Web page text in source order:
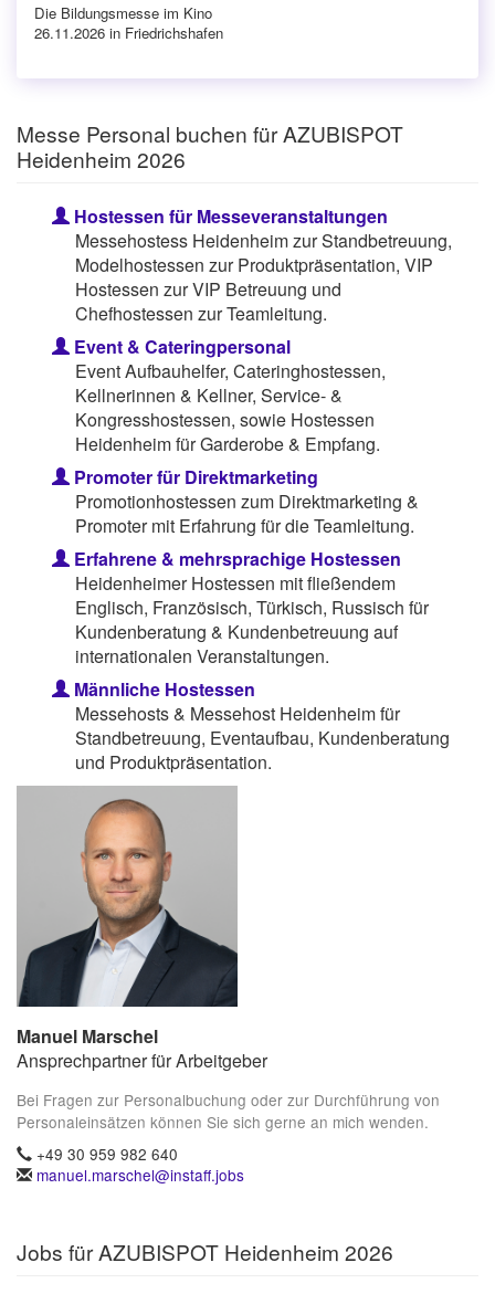
Die Bildungsmesse im Kino
26.11.2026 in Friedrichshafen
Messe Personal buchen für AZUBISPOT
Heidenheim 2026
Hostessen für Messeveranstaltungen
Messehostess Heidenheim zur Standbetreuung,
Modelhostessen zur Produktpräsentation, VIP
Hostessen zur VIP Betreuung und
Chefhostessen zur Teamleitung.
Event & Cateringpersonal
Event Aufbauhelfer, Cateringhostessen,
Kellnerinnen & Kellner, Service- &
Kongresshostessen, sowie Hostessen
Heidenheim für Garderobe & Empfang.
Promoter für Direktmarketing
Promotionhostessen zum Direktmarketing &
Promoter mit Erfahrung für die Teamleitung.
Erfahrene & mehrsprachige Hostessen
Heidenheimer Hostessen mit fließendem
Englisch, Französisch, Türkisch, Russisch für
Kundenberatung & Kundenbetreuung auf
internationalen Veranstaltungen.
Männliche Hostessen
Messehosts & Messehost Heidenheim für
Standbetreuung, Eventaufbau, Kundenberatung
und Produktpräsentation.
Manuel Marschel
Ansprechpartner für Arbeitgeber
Bei Fragen zur Personalbuchung oder zur Durchführung von
Personaleinsätzen können Sie sich gerne an mich wenden.
+49 30 959 982 640
manuel.marschel@instaff.jobs
Jobs für AZUBISPOT Heidenheim 2026